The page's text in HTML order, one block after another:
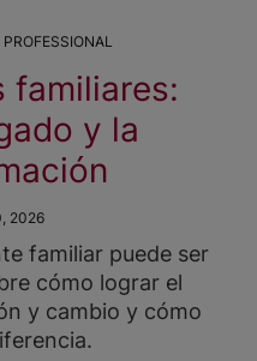
familiares:
y la
2026
familiar puede ser
cómo lograr el
y cambio y cómo